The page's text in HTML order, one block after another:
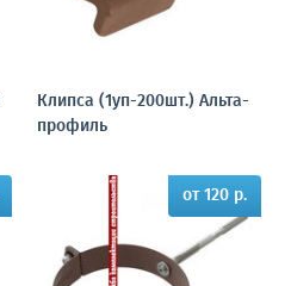
Клипса (1уп-200шт.) Альта-
профиль
от 120 р.